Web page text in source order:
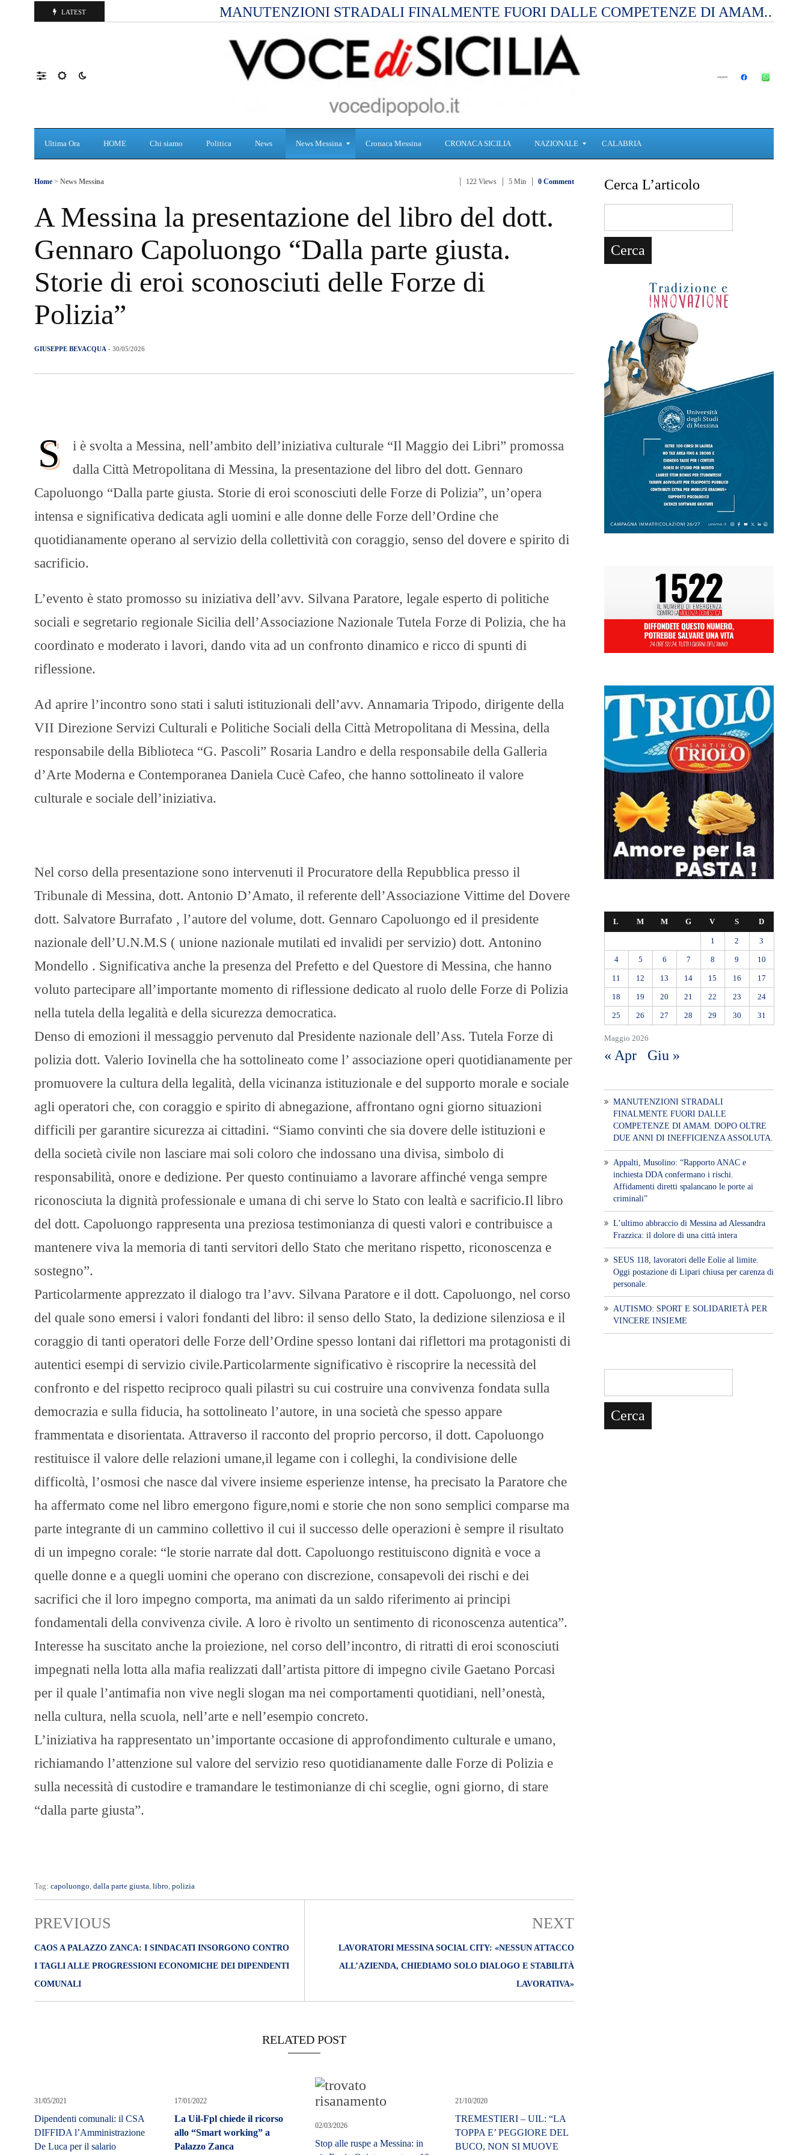
LATEST MANUTENZIONI STRADALI FINALMENTE FUORI DALLE COMPETENZE DI AMAM.…
Ultima Ora HOME Chi siamo Politica News News Messina
n
i
à
I
I
S
T
E
R
E
O
E
S
o
R
R
E
O
Cronaca Messina CRONACA SICILIA NAZIONALE
o
n
CALABRIA
Home > News Messina 122 Views 5 Min 0 Comment
A Messina la presentazione del libro del dott.
Gennaro Capoluongo “Dalla parte giusta.
Storie di eroi sconosciuti delle Forze di
Polizia”
GIUSEPPE BEVACQUA - 30/05/2026
S
i è svolta a Messina, nell’ambito dell’iniziativa culturale “Il Maggio dei Libri” promossa
dalla Città Metropolitana di Messina, la presentazione del libro del dott. Gennaro
Capoluongo “Dalla parte giusta. Storie di eroi sconosciuti delle Forze di Polizia”, un’opera
intensa e significativa dedicata agli uomini e alle donne delle Forze dell’Ordine che
quotidianamente operano al servizio della collettività con coraggio, senso del dovere e spirito di
sacrificio.
L’evento è stato promosso su iniziativa dell’avv. Silvana Paratore, legale esperto di politiche
sociali e segretario regionale Sicilia dell’Associazione Nazionale Tutela Forze di Polizia, che ha
coordinato e moderato i lavori, dando vita ad un confronto dinamico e ricco di spunti di
riflessione.
Ad aprire l’incontro sono stati i saluti istituzionali dell’avv. Annamaria Tripodo, dirigente della
VII Direzione Servizi Culturali e Politiche Sociali della Città Metropolitana di Messina, della
responsabile della Biblioteca “G. Pascoli” Rosaria Landro e della responsabile della Galleria
d’Arte Moderna e Contemporanea Daniela Cucè Cafeo, che hanno sottolineato il valore
culturale e sociale dell’iniziativa.
Nel corso della presentazione sono intervenuti il Procuratore della Repubblica presso il
Tribunale di Messina, dott. Antonio D’Amato, il referente dell’Associazione Vittime del Dovere
dott. Salvatore Burrafato , l’autore del volume, dott. Gennaro Capoluongo ed il presidente
nazionale dell’U.N.M.S ( unione nazionale mutilati ed invalidi per servizio) dott. Antonino
Mondello . Significativa anche la presenza del Prefetto e del Questore di Messina, che hanno
voluto partecipare all’importante momento di riflessione dedicato al ruolo delle Forze di Polizia
nella tutela della legalità e della sicurezza democratica.
Denso di emozioni il messaggio pervenuto dal Presidente nazionale dell’Ass. Tutela Forze di
polizia dott. Valerio Iovinella che ha sottolineato come l’ associazione operi quotidianamente per
promuovere la cultura della legalità, della vicinanza istituzionale e del supporto morale e sociale
agli operatori che, con coraggio e spirito di abnegazione, affrontano ogni giorno situazioni
difficili per garantire sicurezza ai cittadini. “Siamo convinti che sia dovere delle istituzioni e
della società civile non lasciare mai soli coloro che indossano una divisa, simbolo di
responsabilità, onore e dedizione. Per questo continuiamo a lavorare affinché venga sempre
riconosciuta la dignità professionale e umana di chi serve lo Stato con lealtà e sacrificio.Il libro
del dott. Capoluongo rappresenta una preziosa testimonianza di questi valori e contribuisce a
mantenere viva la memoria di tanti servitori dello Stato che meritano rispetto, riconoscenza e
sostegno”.
Particolarmente apprezzato il dialogo tra l’avv. Silvana Paratore e il dott. Capoluongo, nel corso
del quale sono emersi i valori fondanti del libro: il senso dello Stato, la dedizione silenziosa e il
coraggio di tanti operatori delle Forze dell’Ordine spesso lontani dai riflettori ma protagonisti di
autentici esempi di servizio civile.Particolarmente significativo è riscoprire la necessità del
confronto e del rispetto reciproco quali pilastri su cui costruire una convivenza fondata sulla
democrazia e sulla fiducia, ha sottolineato l’autore, in una società che spesso appare
frammentata e disorientata. Attraverso il racconto del proprio percorso, il dott. Capoluongo
restituisce il valore delle relazioni umane,il legame con i colleghi, la condivisione delle
difficoltà, l’osmosi che nasce dal vivere insieme esperienze intense, ha precisato la Paratore che
ha affermato come nel libro emergono figure,nomi e storie che non sono semplici comparse ma
parte integrante di un cammino collettivo il cui il successo delle operazioni è sempre il risultato
di un impegno corale: “le storie narrate dal dott. Capoluongo restituiscono dignità e voce a
quelle donne e a quegli uomini che operano con discrezione, consapevoli dei rischi e dei
sacrifici che il loro impegno comporta, ma animati da un saldo riferimento ai principi
fondamentali della convivenza civile. A loro è rivolto un sentimento di riconoscenza autentica”.
Interesse ha suscitato anche la proiezione, nel corso dell’incontro, di ritratti di eroi sconosciuti
impegnati nella lotta alla mafia realizzati dall’artista pittore di impegno civile Gaetano Porcasi
per il quale l’antimafia non vive negli slogan ma nei comportamenti quotidiani, nell’onestà,
nella cultura, nella scuola, nell’arte e nell’esempio concreto.
L’iniziativa ha rappresentato un’importante occasione di approfondimento culturale e umano,
richiamando l’attenzione sul valore del servizio reso quotidianamente dalle Forze di Polizia e
sulla necessità di custodire e tramandare le testimonianze di chi sceglie, ogni giorno, di stare
“dalla parte giusta”.
Tag: capoluongo dalla parte giusta libro polizia
PREVIOUS
CAOS A PALAZZO ZANCA: I SINDACATI INSORGONO CONTRO
I TAGLI ALLE PROGRESSIONI ECONOMICHE DEI DIPENDENTI
COMUNALI
NEXT
LAVORATORI MESSINA SOCIAL CITY: «NESSUN ATTACCO
ALL’AZIENDA, CHIEDIAMO SOLO DIALOGO E STABILITÀ
LAVORATIVA»
RELATED POST
31/05/2021
Dipendenti comunali: il CSA
DIFFIDA l’Amministrazione
De Luca per il salario
17/01/2022
La Uil-Fpl chiede il ricorso
allo “Smart working” a
Palazzo Zanca
02/03/2026
Stop alle ruspe a Messina: in
21/10/2020
TREMESTIERI – UIL: “LA
TOPPA E’ PEGGIORE DEL
BUCO, NON SI MUOVE
Cerca L’articolo
Maggio 2026
L M M G V S D
1 2 3
4 5 6 7 8 9 10
11 12 13 14 15 16 17
18 19 20 21 22 23 24
25 26 27 28 29 30 31
« Apr Giu »
MANUTENZIONI STRADALI
FINALMENTE FUORI DALLE
COMPETENZE DI AMAM. DOPO OLTRE
DUE ANNI DI INEFFICIENZA ASSOLUTA.
​Appalti, Musolino: “Rapporto ANAC e
inchiesta DDA confermano i rischi.
Affidamenti diretti spalancano le porte ai
criminali”
L’ultimo abbraccio di Messina ad Alessandra
Frazzica: il dolore di una città intera
SEUS 118, lavoratori delle Eolie al limite.
Oggi postazione di Lipari chiusa per carenza di
personale.
AUTISMO: SPORT E SOLIDARIETÀ PER
VINCERE INSIEME